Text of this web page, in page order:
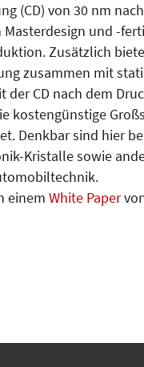
(CD) von 30 nm
und -
Zusätzlich
zusammen mit
CD nach dem
kostengünstige
Denkbar sind hier
Kristalle sowie
einem White Paper